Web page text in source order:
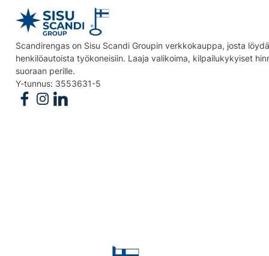
Scandirengas on Sisu Scandi Groupin verkkokauppa, josta
henkilöautoista työkoneisiin. Laaja valikoima, kilpailukykyiset
suoraan perille.
Y-tunnus: 3553631-5
Follow us on Facebook
Follow us on Instagram
Follow us on Linkedin